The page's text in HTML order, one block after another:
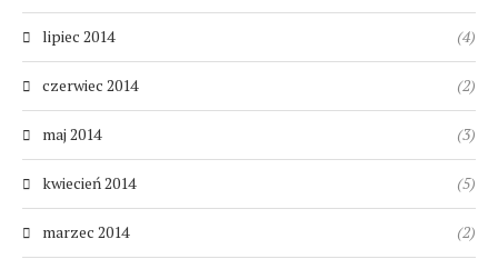
lipiec 2014 (4)
czerwiec 2014 (2)
maj 2014 (3)
kwiecień 2014 (5)
marzec 2014 (2)